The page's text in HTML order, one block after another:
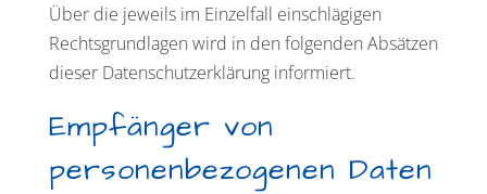
Über die jeweils im Einzelfall einschlägigen
Rechtsgrundlagen wird in den folgenden Absätzen
dieser Datenschutzerklärung informiert.
Empfänger von
personenbezogenen Daten